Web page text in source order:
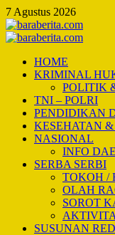
Skip
to
content
7 Agustus 2026
Primary
HOME
KRIMINAL
POLITIK
TNI – POLRI
PENDIDIKAN
KESEHATAN
NASIONAL
INFO
SERBA SERBI
TOKOH /
OLAH
SOROT
SUSUNAN